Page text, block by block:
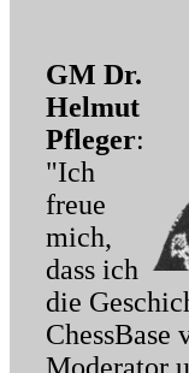
GM Dr.
Helmut
Pfleger:
"Ich
freue
mich,
dass ich
die
ChessBase